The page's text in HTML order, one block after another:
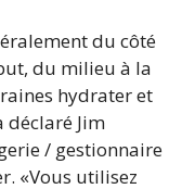
du côté
du milieu à la
hydrater et
Jim
/ gestionnaire
«Vous utilisez